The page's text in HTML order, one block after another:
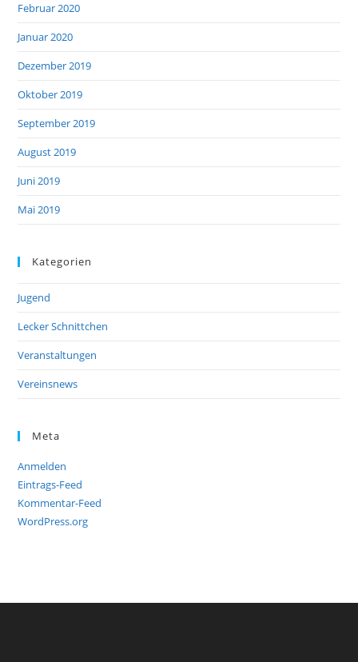
Februar 2020
Januar 2020
Dezember 2019
Oktober 2019
September 2019
August 2019
Juni 2019
Mai 2019
Kategorien
Jugend
Lecker Schnittchen
Veranstaltungen
Vereinsnews
Meta
Anmelden
Eintrags-Feed
Kommentar-Feed
WordPress.org